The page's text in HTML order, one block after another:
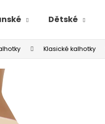
Dětské
Klasické kalhotky